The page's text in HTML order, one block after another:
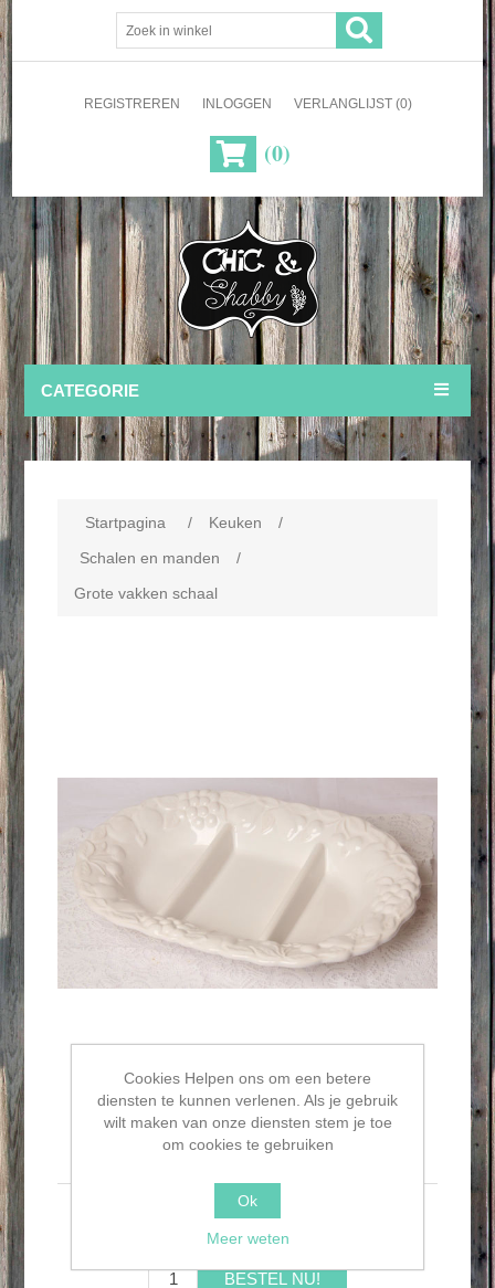
REGISTREREN INLOGGEN VERLANGLIJST (0)
(0)
CATEGORIE
Startpagina / Keuken
/
Schalen en manden
/
Grote vakken schaal
Grote vakken schaal
€12,95
BESTEL NU!
Cookies Helpen ons om een betere
diensten te kunnen verlenen. Als je gebruik
wilt maken van onze diensten stem je toe
om cookies te gebruiken
Ok
Meer weten